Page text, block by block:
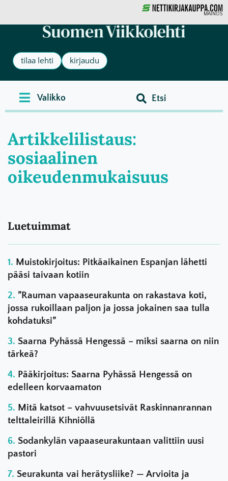
MAINOS
tilaa lehti kirjaudu
Artikkelilistaus:
sosiaalinen
oikeudenmukaisuus
Luetuimmat
Muistokirjoitus: Pitkäaikainen Espanjan lähetti
pääsi taivaan kotiin
”Rauman vapaaseurakunta on rakastava koti,
jossa rukoillaan paljon ja jossa jokainen saa tulla
kohdatuksi”
Saarna Pyhässä Hengessä – miksi saarna on niin
tärkeä?
Pääkirjoitus: Saarna Pyhässä Hengessä on
edelleen korvaamaton
Mitä katsot – vahvuusetsivät Raskinnanrannan
telttaleirillä Kihniöllä
Sodankylän vapaaseurakuntaan valittiin uusi
pastori
Seurakunta vai herätysliike? — Arvioita ja